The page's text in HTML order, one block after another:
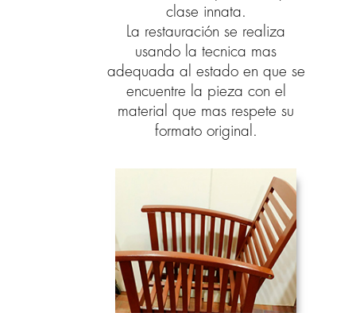
clase innata.
La restauración se realiza
usando la tecnica mas
adequada al estado en que se
encuentre la pieza con el
material que mas respete su
formato original.